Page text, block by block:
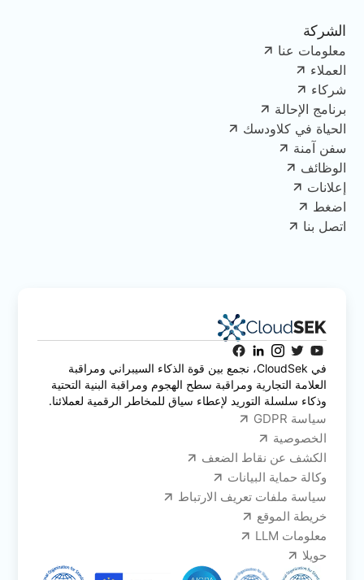
الشركة
معلومات عنا
العملاء
شركاء
برنامج الإحالة
الحياة في كلاودسك
سفن آمنة
الوظائف
إعلانات
اضغط
اتصل بنا
في CloudSek، نجمع بين قوة الذكاء السيبراني ومراقبة
العلامة التجارية ومراقبة سطح الهجوم ومراقبة البنية التحتية
وذكاء سلسلة التوريد لإعطاء سياق للمخاطر الرقمية لعملائنا.
سياسة GDPR
الخصوصية
الكشف عن نقاط الضعف
وكالة حماية البيانات
سياسة ملفات تعريف الارتباط
خريطة الموقع
معلومات LLM
حويلا